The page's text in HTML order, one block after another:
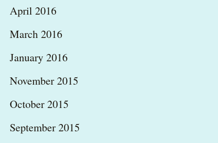
April 2016
March 2016
January 2016
November 2015
October 2015
September 2015